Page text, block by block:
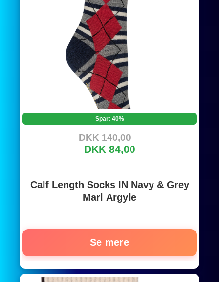
Spar: 40%
DKK 140,00
DKK 84,00
Calf Length Socks IN Navy & Grey
Marl Argyle
Se mere